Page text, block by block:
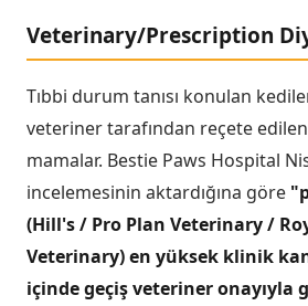
Veterinary/Prescription
Tıbbi durum tanısı konulan
veteriner tarafından reçete
mamalar. Bestie Paws Hospital
incelemesinin aktardığına göre
(Hill's / Pro Plan Veterinary /
Veterinary) en yüksek klinik
içinde geçiş veteriner onayıyla